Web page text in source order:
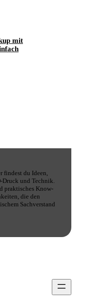
mit
findest du Ideen,
Druck und Technik.
praktisches Know-
die den
Sachverstand